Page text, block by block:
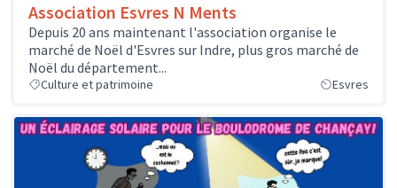
Association Esvres N Ments
Depuis 20 ans maintenant l'association organise le
marché de Noël d'Esvres sur Indre, plus gros marché de
Noël du département...
Culture et patrimoine Esvres